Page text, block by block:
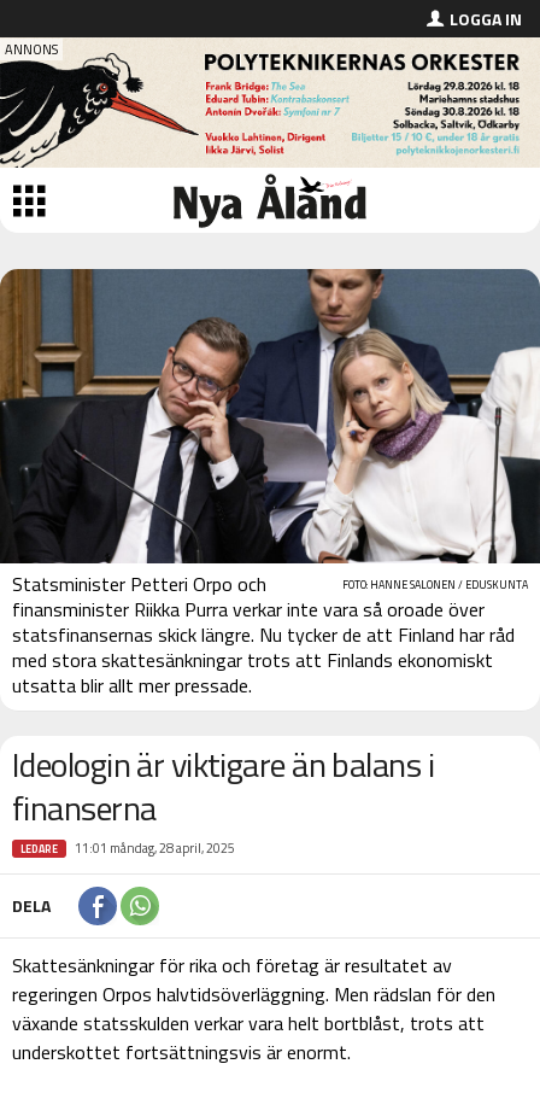
LOGGA IN
FOTO: HANNE SALONEN / EDUSKUNTA
Statsminister Petteri Orpo och
finansminister Riikka Purra verkar inte vara så oroade över
statsfinansernas skick längre. Nu tycker de att Finland har råd
med stora skattesänkningar trots att Finlands ekonomiskt
utsatta blir allt mer pressade.
Ideologin är viktigare än balans i
finanserna
LEDARE 11:01 måndag, 28 april, 2025
DELA
Skattesänkningar för rika och företag är resultatet av
regeringen Orpos halvtidsöverläggning. Men rädslan för den
växande statsskulden verkar vara helt bortblåst, trots att
underskottet fortsättningsvis är enormt.